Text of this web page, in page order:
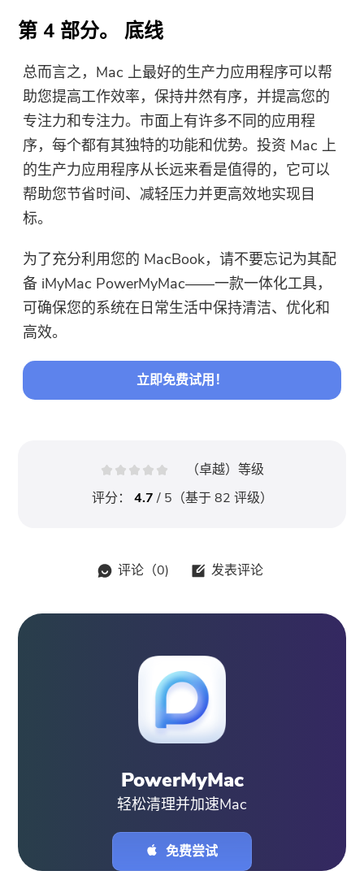
第 4 部分。 底线
总而言之，Mac 上最好的生产力应用程序可以帮
助您提高工作效率，保持井然有序，并提高您的
专注力和专注力。市面上有许多不同的应用程
序，每个都有其独特的功能和优势。投资 Mac 上
的生产力应用程序从长远来看是值得的，它可以
帮助您节省时间、减轻压力并更高效地实现目
标。
为了充分利用您的 MacBook，请不要忘记为其配
备 iMyMac PowerMyMac——一款一体化工具，
可确保您的系统在日常生活中保持清洁、优化和
高效。
立即免费试用！
（卓越）等级
评分： 4.7/ 5（基于82 评级）
评论（0) 发表评论
PowerMyMac
轻松清理并加速Mac
免费尝试